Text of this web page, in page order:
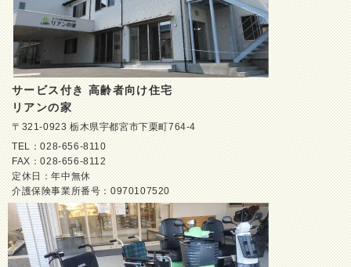
サービス付き 高齢者向け住宅
リアンの家
〒321-0923 栃木県宇都宮市下栗町764-4
TEL：028-656-8110
FAX：028-656-8112
定休日：年中無休
介護保険事業所番号：0970107520